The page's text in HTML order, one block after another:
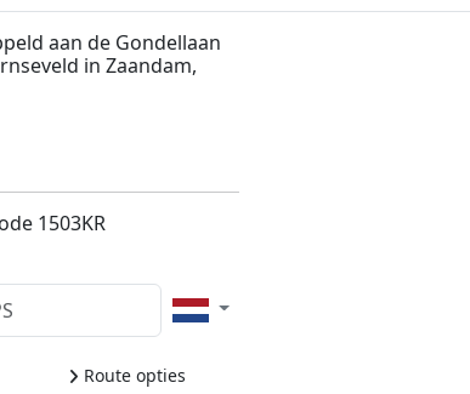
aan de Gondellaan
in Zaandam,
1503KR
Route opties